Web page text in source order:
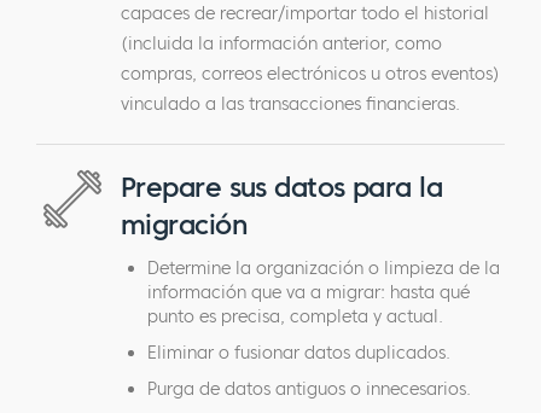
capaces de recrear/importar todo el historial
(incluida la información anterior, como
compras, correos electrónicos u otros eventos)
vinculado a las transacciones financieras.
Prepare sus datos para la
migración
Determine la organización o limpieza de la
información que va a migrar: hasta qué
punto es precisa, completa y actual.
Eliminar o fusionar datos duplicados.
Purga de datos antiguos o innecesarios.